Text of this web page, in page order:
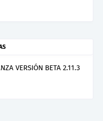
VERSIÓN BETA 2.11.3